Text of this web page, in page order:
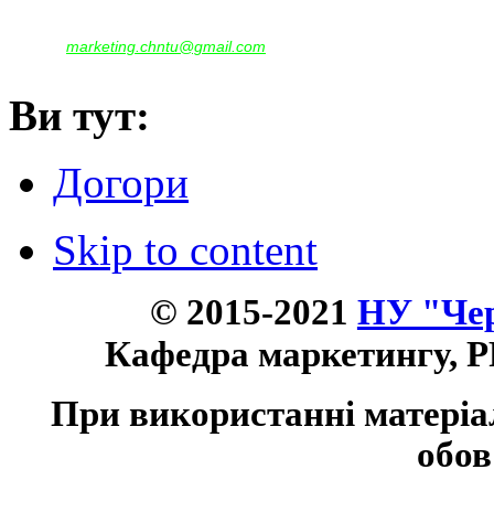
marketing.chntu@gmail.com
Ви тут:
Догори
Skip to content
© 2015-2021 НУ
Кафедра маркетингу,
При використанні